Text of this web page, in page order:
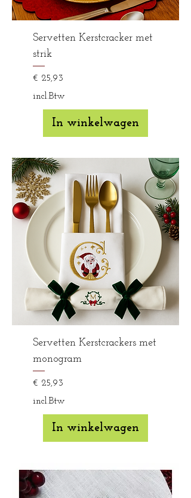
Servetten Kerstcracker met
strik
Prijs
€ 25,93
incl.Btw
In winkelwagen
Servetten Kerstcrackers met
monogram
Prijs
€ 25,93
incl.Btw
In winkelwagen